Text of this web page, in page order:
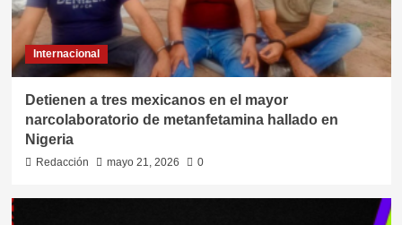
Internacional
Detienen a tres mexicanos en el mayor
narcolaboratorio de metanfetamina hallado en
Nigeria
Redacción mayo 21, 2026 0